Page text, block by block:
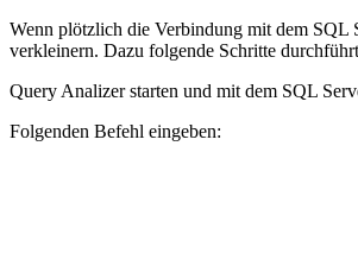
Wenn plötzlich die Verbindung mit dem SQL
verkleinern. Dazu folgende Schritte
Query Analizer starten und mit dem SQL
Folgenden Befehl eingeben: